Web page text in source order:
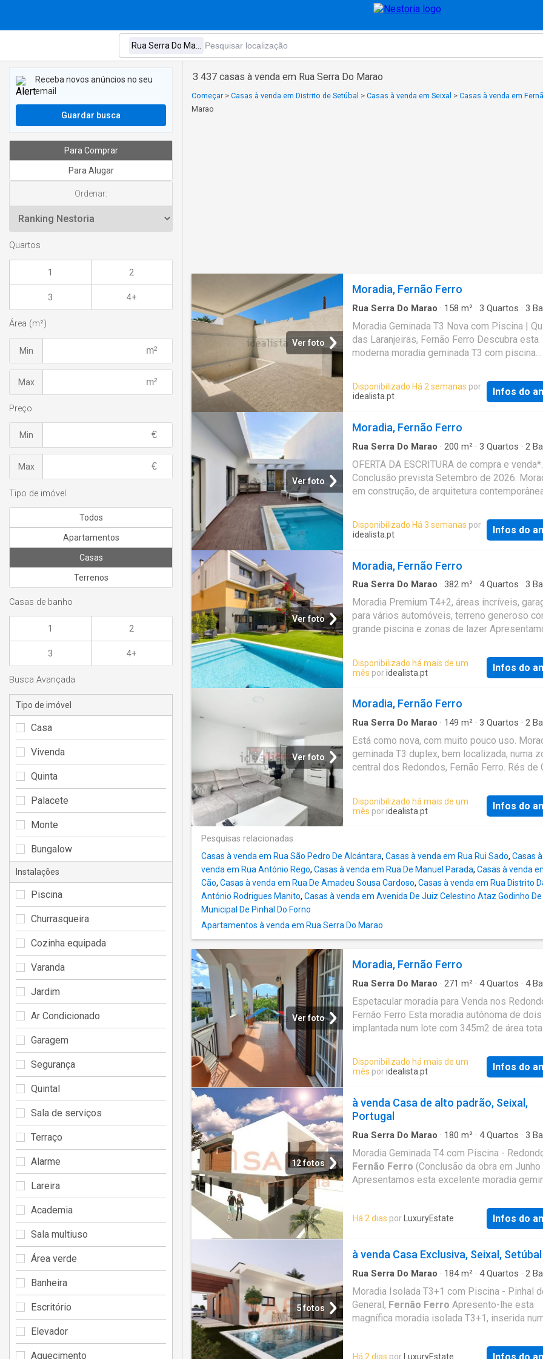
3 437 casas à venda em Rua Serra Do Marao
Começar > Casas à venda em Distrito de Setúbal > Casas à venda em Seixal > Casas à venda em
Marao
Ver foto
Moradia, Fernão Ferro
Rua Serra Do Marao · 158 m² · 3 Quartos · 3
Moradia Geminada T3 Nova com Piscina |
das Laranjeiras, Fernão Ferro Descubra esta
moderna moradia geminada T3 com piscina
acabamentos de qualidade e a eficiência
se destacam
Disponibilizado Há 2 semanas por
idealista.pt
Infos do
Ver foto
Moradia, Fernão Ferro
Rua Serra Do Marao · 200 m² · 3 Quartos · 2
OFERTA DA ESCRITURA de compra e venda*.
Conclusão prevista Setembro de 2026.
em construção, de arquitetura
Redondos - uma área residencial
tranquila e composta maioritariamente por
Conclusão prevista Setembro de 2026
Disponibilizado Há 3 semanas por
idealista.pt
Infos do
Ver foto
Moradia, Fernão Ferro
Rua Serra Do Marao · 382 m² · 4Quartos · 3
Moradia Premium T4+2, áreas incríveis,
para vários automóveis, terreno generoso
grande piscina e zonas de lazer
prestigiada zona da Quinta das Laranjeiras,
Fernão Ferro, onde a arquitetura
excecional
Disponibilizado há mais de um
mês poridealista.pt Infos do
Ver foto
Moradia, Fernão Ferro
Rua Serra Do Marao · 149 m² · 3 Quartos · 2
Está como nova, com muito pouco uso.
geminada T3 duplex, bem localizada, numa
central dos Redondos, Fernão Ferro. Rés de
condicionado; - Cozinha e sala de jantar de
com ilha, semi-equipada com placa de
Disponibilizado há mais de um
mês poridealista.pt Infos do
Pesquisas relacionadas
Casas à venda em Rua São Pedro De Alcántara, Casas à venda em Rua Rui Sado, Casas
venda em Rua António Rego, Casas à venda em Rua De Manuel Parada, Casas à venda
Cão, Casas à venda em Rua De Amadeu Sousa Cardoso, Casas à venda em Rua Distrito
António Rodrigues Manito, Casas à venda em Avenida De Juiz Celestino Ataz Godinho
Municipal De Pinhal Do Forno
Apartamentos à venda em Rua Serra Do Marao
Ver foto
Moradia, Fernão Ferro
Rua Serra Do Marao · 271 m² · 4Quartos · 4
Espetacular moradia para Venda nos
Fernão Ferro Esta moradia autónoma de
implantada num lote com 345m2 de área
sofisticada e detalhes de luxo, perfeita para
procura uma vida de conforto e tranquilidade
Disponibilizado há mais de um
mês poridealista.pt Infos do
12 fotos
à venda Casa de alto padrão, Seixal,
Portugal
Rua Serra Do Marao · 180 m² · 4Quartos · 3
Moradia Geminada T4 com Piscina -
Fernão Ferro (Conclusão da obra em
Apresentamos esta excelente moradia
numa zona tranquila e residencial, esta casa
para famílias que procuram conforto, espaço
qualidade de vida. Composta por 4 quartos
sala de estar luminosa, cozinha totalmente
equipadar e acabamentos de qualidade
exterior, desfrute de um agradável espaço de
com piscina privativa, perfeito para
família e com amigos. Conta ainda com
estacionamento privativo. Próxima de
A33. A apenas 25 minutos de Lisboa. Não
Há 2 dias por LuxuryEstate Infos do
5 fotos
à venda Casa Exclusiva, Seixal, Setúbal
Rua Serra Do Marao · 184m² · 4Quartos · 2
Moradia Isolada T3+1 com Piscina - Pinhal
General, Fernão Ferro Apresento-lhe esta
magnífica moradia isolada T3+1, inserida
. Com um design moderno e funcional,
Há 2 dias por LuxuryEstate Infos do
Receba novos anúncios no seu
email
Guardar busca
Para Comprar
Para Alugar
Ordenar:
Quartos
1 2
3 4+
Área (m²)
Min
Max
Preço
Min
Max
Tipo de imóvel
Todos
Apartamentos
Casas
Terrenos
Casas de banho
1 2
3 4+
Busca Avançada
Tipo de imóvel
Casa
Vivenda
Quinta
Palacete
Monte
Bungalow
Instalações
Piscina
Churrasqueira
Cozinha equipada
Varanda
Jardim
Ar Condicionado
Garagem
Segurança
Quintal
Sala de serviços
Terraço
Alarme
Lareira
Academia
Sala multiuso
Área verde
Banheira
Escritório
Elevador
Aquecimento